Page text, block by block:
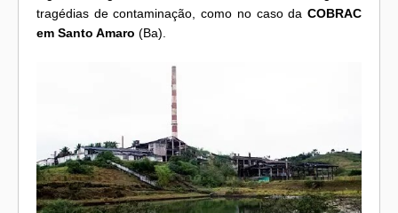
tragédias de contaminação, como no caso da COBRAC
em Santo Amaro (Ba).